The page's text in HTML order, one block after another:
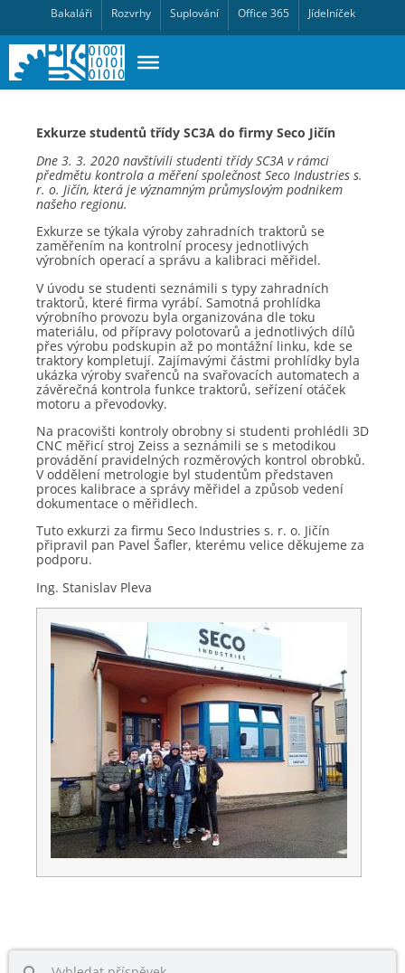
Bakaláři Rozvrhy Suplování Office 365 Jídelníček
Exkurze studentů třídy SC3A do firmy Seco Jičín
Dne 3. 3. 2020 navštívili studenti třídy SC3A v rámci
předmětu kontrola a měření společnost Seco Industries s.
r. o. Jičín, která je významným průmyslovým podnikem
našeho regionu.
Exkurze se týkala výroby zahradních traktorů se
zaměřením na kontrolní procesy jednotlivých
výrobních operací a správu a kalibraci měřidel.
V úvodu se studenti seznámili s typy zahradních
traktorů, které firma vyrábí. Samotná prohlídka
výrobního provozu byla organizována dle toku
materiálu, od přípravy polotovarů a jednotlivých dílů
přes výrobu podskupin až po montážní linku, kde se
traktory kompletují. Zajímavými částmi prohlídky byla
ukázka výroby svařenců na svařovacích automatech a
závěrečná kontrola funkce traktorů, seřízení otáček
motoru a převodovky.
Na pracovišti kontroly obrobny si studenti prohlédli 3D
CNC měřicí stroj Zeiss a seznámili se s metodikou
provádění pravidelných rozměrových kontrol obrobků.
V oddělení metrologie byl studentům představen
proces kalibrace a správy měřidel a způsob vedení
dokumentace o měřidlech.
Tuto exkurzi za firmu Seco Industries s. r. o. Jičín
připravil pan Pavel Šafler, kterému velice děkujeme za
podporu.
Ing. Stanislav Pleva